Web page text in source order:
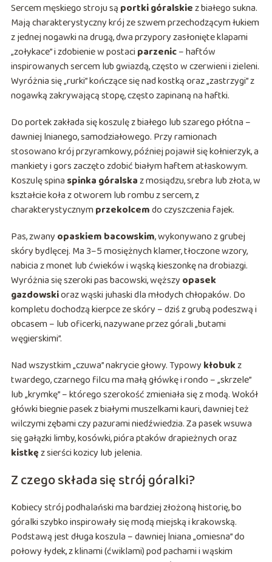
Sercem męskiego stroju są portki góralskiez białego sukna.
Mają charakterystyczny krój ze szwem przechodzącym łukiem
z jednej nogawki na drugą, dwa przypory zasłonięte klapami
„zołykace” i zdobienie w postaci parzenic– haftów
inspirowanych sercem lub gwiazdą, często w czerwieni i zieleni.
Wyróżnia się „rurki” kończące się nad kostką oraz „zastrzygi” z
nogawką zakrywającą stopę, często zapinaną na haftki.
Do portek zakłada się koszulę z białego lub szarego płótna –
dawniej lnianego, samodziałowego. Przy ramionach
stosowano krój przyramkowy, później pojawił się kołnierzyk, a
mankiety i gors zaczęto zdobić białym haftem atłaskowym.
Koszulę spina spinka góralskaz mosiądzu, srebra lub złota, w
kształcie koła z otworem lub rombu z sercem, z
charakterystycznymprzekolcemdo czyszczenia fajek.
Pas, zwany opaskiem bacowskim, wykonywano z grubej
skóry bydlęcej. Ma 3–5 mosiężnych klamer, tłoczone wzory,
nabicia z monet lub ćwieków i wąską kieszonkę na drobiazgi.
Wyróżnia się szeroki pas bacowski, węższy opasek
gazdowskioraz wąski juhaski dla młodych chłopaków. Do
kompletu dochodzą kierpce ze skóry – dziś z grubą podeszwą i
obcasem – lub oficerki, nazywane przez górali „butami
węgierskimi”.
Nad wszystkim „czuwa” nakrycie głowy. Typowy kłobukz
twardego, czarnego filcu ma małą główkę i rondo – „skrzele”
lub „krymkę” – którego szerokość zmieniała się z modą. Wokół
główki biegnie pasek z białymi muszelkami kauri, dawniej też
wilczymi zębami czy pazurami niedźwiedzia. Za pasek wsuwa
się gałązki limby, kosówki, pióra ptaków drapieżnych oraz
kistkęz sierści kozicy lub jelenia.
Z czego składa się strój góralki?
Kobiecy strój podhalański ma bardziej złożoną historię, bo
góralki szybko inspirowały się modą miejską i krakowską.
Podstawą jest długa koszula – dawniej lniana „omiesna” do
połowy łydek, z klinami (ćwiklami) pod pachami i wąskim